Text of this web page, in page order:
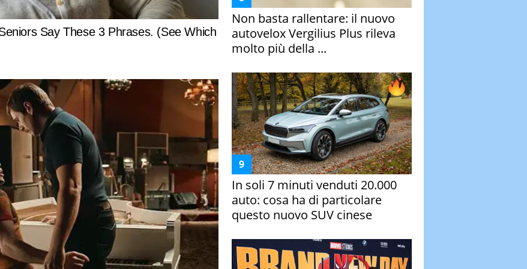
Non basta rallentare: il nuovo
autovelox Vergilius Plus rileva
molto più della ...
In soli 7 minuti venduti 20.000
auto: cosa ha di particolare
questo nuovo SUV cinese